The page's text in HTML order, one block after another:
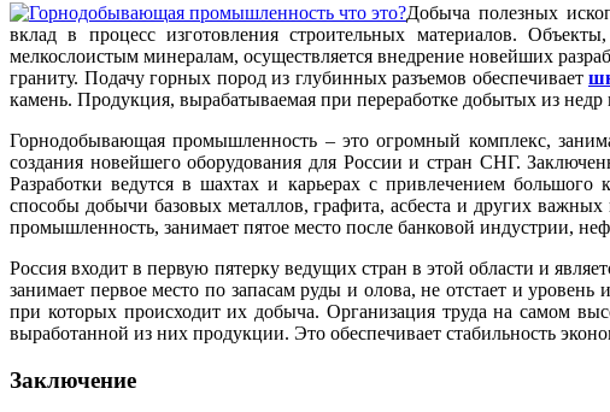
Добыча полезных
вклад в процесс изготовления строительных материалов.
мелкослоистым минералам, осуществляется внедрение новейших
граниту. Подачу горных пород из глубинных разъемов обеспечивает
камень. Продукция, вырабатываемая при переработке добытых из
Горнодобывающая промышленность – это огромный комплекс,
создания новейшего оборудования для России и стран СНГ.
Разработки ведутся в шахтах и карьерах с привлечением большого
способы добычи базовых металлов, графита, асбеста и других
промышленность, занимает пятое место после банковой индустрии,
Россия входит в первую пятерку ведущих стран в этой области и
занимает первое место по запасам руды и олова, не отстает и
при которых происходит их добыча. Организация труда на самом
выработанной из них продукции. Это обеспечивает стабильность
Заключение